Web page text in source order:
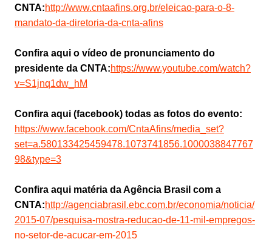
CNTA:http://www.cntaafins.org.br/eleicao-para-o-8-
mandato-da-diretoria-da-cnta-afins
Confira aqui o vídeo de pronunciamento do
presidente da CNTA:https://www.youtube.com/watch?
v=S1jnq1dw_hM
Confira aqui (facebook) todas as fotos do evento:
https://www.facebook.com/CntaAfins/media_set?
set=a.580133425459478.1073741856.1000038847767
98&type=3
Confira aqui matéria da Agência Brasil com a
CNTA:http://agenciabrasil.ebc.com.br/economia/noticia/
2015-07/pesquisa-mostra-reducao-de-11-mil-empregos-
no-setor-de-acucar-em-2015